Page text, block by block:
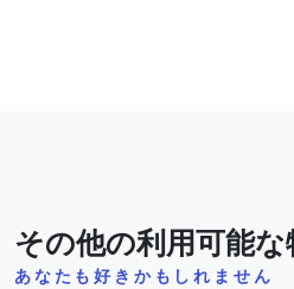
その他の利用可能な
あなたも好きかもしれません